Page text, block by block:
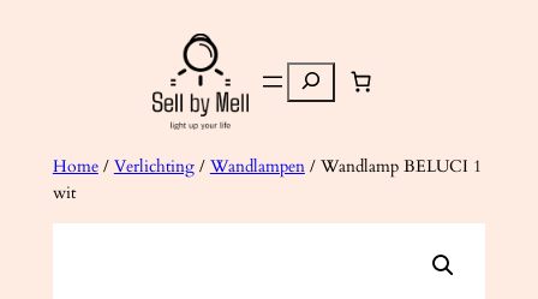
Zoeken
Home/ Verlichting/ Wandlampen/ Wandlamp BELUCI 1
wit